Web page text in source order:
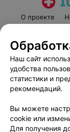
О проекте
Наш сайт
удобства
статистики и
рекомендаций.
Вы можете
cookie или
Для получения